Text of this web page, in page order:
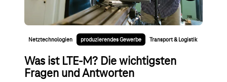
Netztechnologien produzierendes Gewerbe Transport & Logistik
Was ist LTE-M? Die wichtigsten
Fragen und Antworten